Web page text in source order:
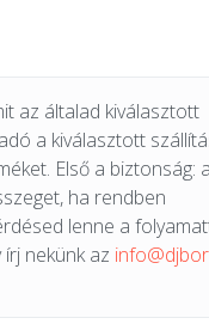
az általad kiválasztott
a kiválasztott
Első a biztonság:
ha rendben
lenne a
írj nekünk az